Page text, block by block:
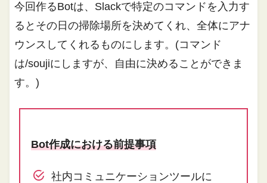
今回作るBotは、Slackで特定のコマンドを入力す
るとその日の掃除場所を決めてくれ、全体にアナ
ウンスしてくれるものにします。(コマンド
は/soujiにしますが、自由に決めることができま
す。)
Bot作成における前提事項
社内コミュニケーションツールに